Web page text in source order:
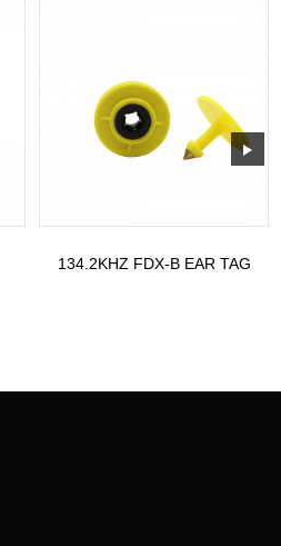
134.2KHZ FDX-B EAR TAG